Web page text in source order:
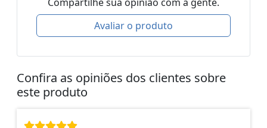
Avaliar o produto
Confira as opiniões dos clientes sobre
este produto